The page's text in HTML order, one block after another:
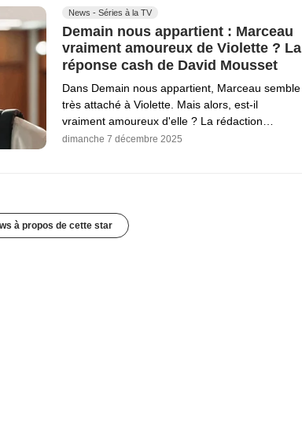
News - Séries à la TV
Demain nous appartient : Marceau
vraiment amoureux de Violette ? La
réponse cash de David Mousset
Dans Demain nous appartient, Marceau semble
très attaché à Violette. Mais alors, est-il
vraiment amoureux d'elle ? La rédaction…
dimanche 7 décembre 2025
à propos de cette star